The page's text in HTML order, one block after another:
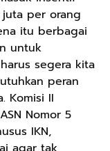
juta per orang
itu berbagai
untuk
segera kita
peran
Komisi II
Nomor 5
IKN,